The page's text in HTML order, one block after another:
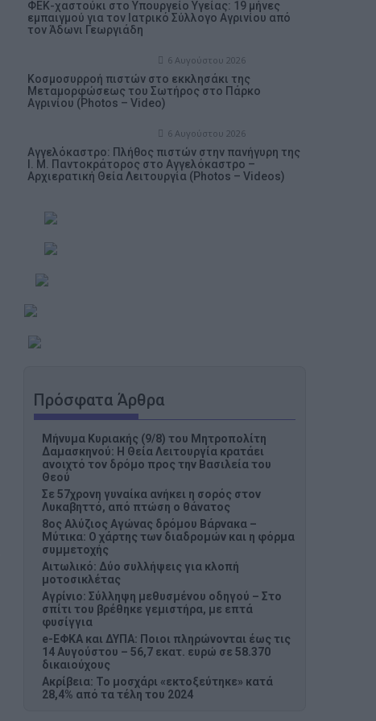
ΦΕΚ-χαστούκι στο Υπουργείο Υγείας: 19 μήνες
εμπαιγμού για τον Ιατρικό Σύλλογο Αγρινίου από
τον Άδωνι Γεωργιάδη
6 Αυγούστου 2026
Κοσμοσυρροή πιστών στο εκκλησάκι της
Μεταμορφώσεως του Σωτήρος στο Πάρκο
Αγρινίου (Photos – Video)
6 Αυγούστου 2026
Αγγελόκαστρο: Πλήθος πιστών στην πανήγυρη της
Ι. Μ. Παντοκράτορος στο Αγγελόκαστρο –
Αρχιερατική Θεία Λειτουργία (Photos – Videos)
Πρόσφατα Άρθρα
Μήνυμα Κυριακής (9/8) του Μητροπολίτη
Δαμασκηνού: Η Θεία Λειτουργία κρατάει
ανοιχτό τον δρόμο προς την Βασιλεία του
Θεού
Σε 57χρονη γυναίκα ανήκει η σορός στον
Λυκαβηττό, από πτώση ο θάνατος
8ος Αλύζιος Αγώνας δρόμου Βάρνακα –
Μύτικα: Ο χάρτης των διαδρομών και η φόρμα
συμμετοχής
Aιτωλικό: Δύο συλλήψεις για κλοπή
μοτοσικλέτας
Aγρίνιο: Σύλληψη μεθυσμένου οδηγού – Στο
σπίτι του βρέθηκε γεμιστήρα, με επτά
φυσίγγια
e-ΕΦΚΑ και ΔΥΠΑ: Ποιοι πληρώνονται έως τις
14 Αυγούστου – 56,7 εκατ. ευρώ σε 58.370
δικαιούχους
Ακρίβεια: Το μοσχάρι «εκτοξεύτηκε» κατά
28,4% από τα τέλη του 2024